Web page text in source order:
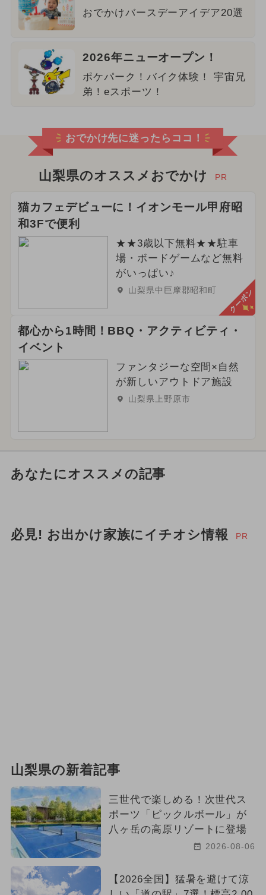
おでかけバースデーアイデア20選
2026年ニューオープン！
ポケパーク！バイク体験！ 宇宙兄
弟！eスポーツ！
おでかけ先に迷ったらココ！
山梨県のオススメおでかけ PR
猫カフェデビューに！イオンモール甲府昭
和3Fで便利
★★3歳以下無料★★駐車
場・ボードゲームなど無料
がいっぱい♪
山梨県中巨摩郡昭和町 クーポン
都心から1時間！BBQ・アクティビティ・
イベント
ファンタジーな空間×自然
が新しいアウトドア施設
山梨県上野原市
あなたにオススメの記事
必見! お出かけ家族にイチオシ情報 PR
山梨県の新着記事
三世代で楽しめる！次世代ス
ポーツ「ピックルボール」が
八ヶ岳の高原リゾートに登場
2026-08-06
【2026全国】猛暑を避けて涼